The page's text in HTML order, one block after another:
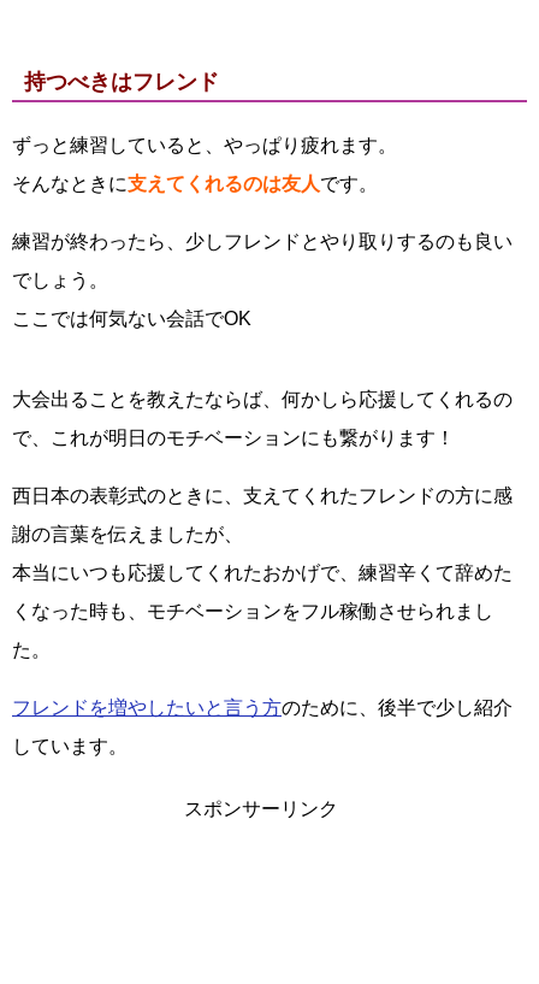
持つべきはフレンド
ずっと練習していると、やっぱり疲れます。
そんなときに支えてくれるのは友人です。
練習が終わったら、少しフレンドとやり取りするのも良い
でしょう。
ここでは何気ない会話でOK
大会出ることを教えたならば、何かしら応援してくれるの
で、これが明日のモチベーションにも繋がります！
西日本の表彰式のときに、支えてくれたフレンドの方に感
謝の言葉を伝えましたが、
本当にいつも応援してくれたおかげで、練習辛くて辞めた
くなった時も、モチベーションをフル稼働させられまし
た。
フレンドを増やしたいと言う方のために、後半で少し紹介
しています。
スポンサーリンク